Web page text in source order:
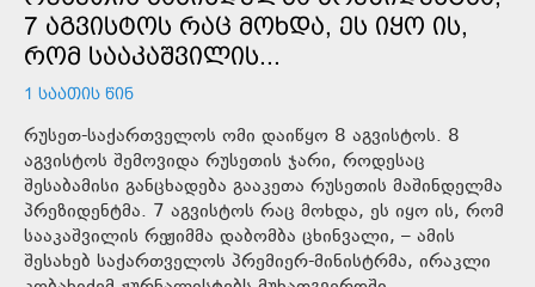
7 ᲐᲒᲕᲘᲡᲢᲝᲡ ᲠᲐᲪ ᲛᲝᲮᲓᲐ, ᲔᲡ ᲘᲧᲝ ᲘᲡ,
ᲠᲝᲛ ᲡᲐᲐᲙᲐᲨᲕᲘᲚᲘᲡ...
1 ᲡᲐᲐᲗᲘᲡ ᲬᲘᲜ
რუსეთ-საქართველოს ომი დაიწყო 8 აგვისტოს. 8
აგვისტოს შემოვიდა რუსეთის ჯარი, როდესაც
შესაბამისი განცხადება გააკეთა რუსეთის მაშინდელმა
პრეზიდენტმა. 7 აგვისტოს რაც მოხდა, ეს იყო ის, რომ
სააკაშვილის რეჟიმმა დაბომბა ცხინვალი, – ამის
შესახებ საქართველოს პრემიერ-მინისტრმა, ირაკლი